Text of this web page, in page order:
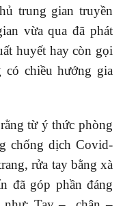
trung gian truyền
vừa qua đã phát
huyết hay còn gọi
có chiều hướng gia
từ ý thức phòng
chống dịch Covid-
rửa tay bằng xà
đã góp phần đáng